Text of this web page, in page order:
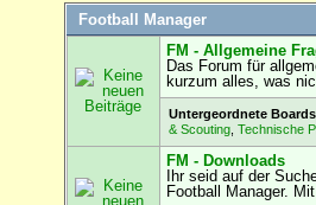
Football Manager
FM - Allgemeine
Das Forum für
kurzum alles, was
Untergeordnete Boards
& Scouting ,Technische
FM - Downloads
Ihr seid auf der
Football Manager.